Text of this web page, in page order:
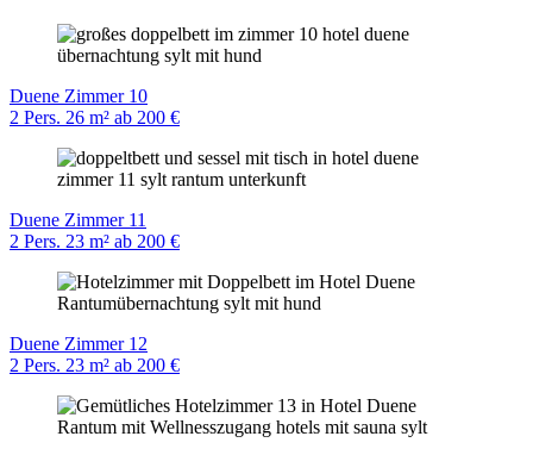
Duene Zimmer 10
2 Pers. 26 m² ab 200 €
Duene Zimmer 11
2 Pers. 23 m² ab 200 €
Duene Zimmer 12
2 Pers. 23 m² ab 200 €